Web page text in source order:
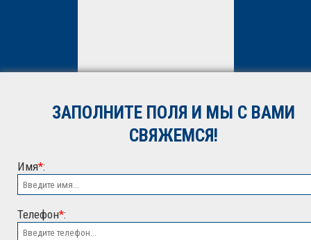
обработку персональных
обработке данных вПолитике
*
ЗАПОЛНИТЕ ПОЛЯ И МЫ С ВАМИ
СВЯЖЕМСЯ!
Имя*:
Телефон*: